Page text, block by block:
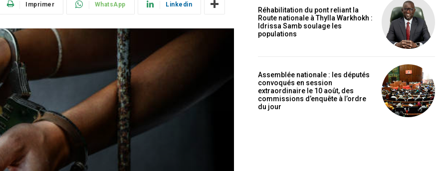
Imprimer WhatsApp Linkedin
Réhabilitation du pont reliant la
Route nationale à Thylla Warkhokh :
Idrissa Samb soulage les
populations
Assemblée nationale : les députés
convoqués en session
extraordinaire le 10 août, des
commissions d’enquête à l’ordre
du jour